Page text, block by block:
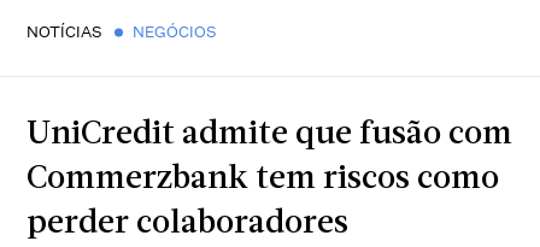
NOTÍCIAS NEGÓCIOS
UniCredit admite que fusão com
Commerzbank tem riscos como
perder colaboradores